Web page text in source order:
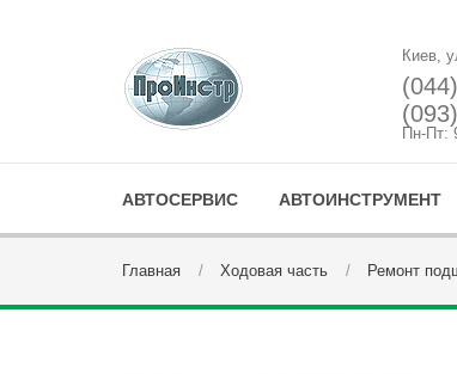
Киев,
Пн-Пт:
АВТОСЕРВИС АВТОИНСТРУМЕНТ
Главная Ходовая часть Ремонт